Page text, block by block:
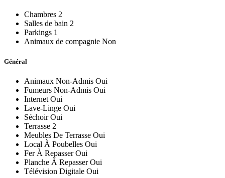
Chambres 2
Salles de bain 2
Parkings 1
Animaux de compagnie Non
Général
Animaux Non-Admis Oui
Fumeurs Non-Admis Oui
Internet Oui
Lave-Linge Oui
SéchoirOui
Terrasse 2
Meubles De Terrasse Oui
Local À Poubelles Oui
Fer À RepasserOui
Planche À RepasserOui
Télévision Digitale Oui